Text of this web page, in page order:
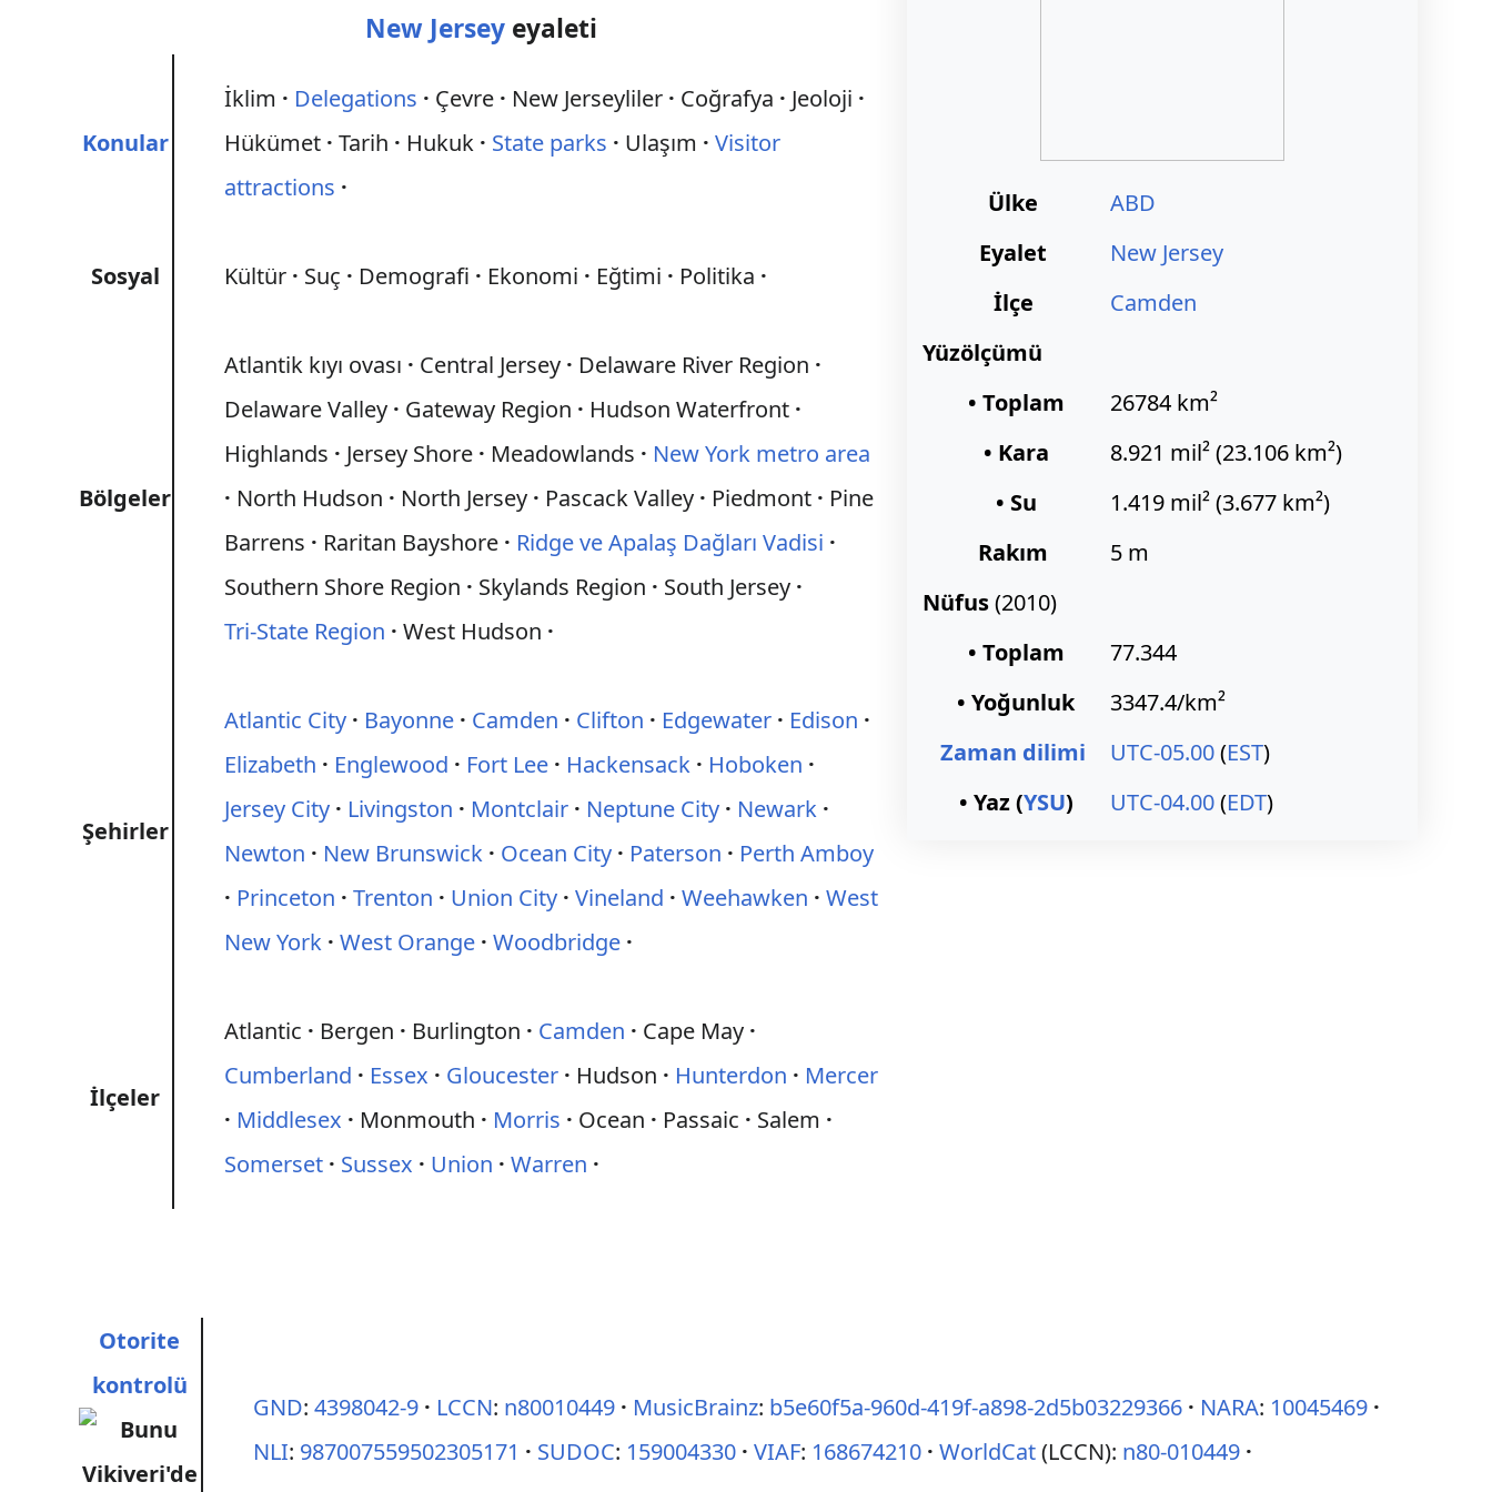
Ülke
ABD
Eyalet
New Jersey
İlçe
Camden
Yüzölçümü
• Toplam
26784 km²
• Kara
8.921 mil² (23.106 km²)
• Su
1.419 mil² (3.677 km²)
Rakım
5 m
Nüfus(2010)
• Toplam
77.344
• Yoğunluk
3347.4/km²
Zaman dilimi
UTC-05.00(EST)
• Yaz (YSU) UTC-04.00(EDT)
New Jerseyeyaleti
Konular
İklim Delegations Çevre New Jerseyliler Coğrafya
Jeoloji
Hükümet Tarih Hukuk State parks Ulaşım
Visitor
attractions
Sosyal Kültür Suç Demografi Ekonomi Eğtimi Politika
Bölgeler
Atlantik kıyı ovası Central Jersey
Delaware River Region
Delaware Valley
Gateway Region
Hudson Waterfront
Highlands
Jersey Shore Meadowlands
New York metro area
North Hudson
North Jersey Pascack Valley Piedmont
Pine
Barrens
Raritan Bayshore
Ridge ve Apalaş Dağları Vadisi
Southern Shore Region
Skylands Region
South Jersey
Tri‑State Region
West Hudson
Şehirler
Atlantic City Bayonne Camden Clifton Edgewater
Edison
Elizabeth
Englewood Fort Lee Hackensack
Hoboken
Jersey City
Livingston Montclair Neptune City
Newark
Newton
New Brunswick Ocean City Paterson
Perth Amboy
Princeton
Trenton Union City Vineland Weehawken
West
New York West Orange Woodbridge
İlçeler
Atlantic Bergen Burlington Camden
Cape May
Cumberland
Essex Gloucester Hudson Hunterdon
Mercer
Middlesex
Monmouth Morris Ocean Passaic
Salem
Somerset
Sussex Union Warren
Otorite
kontrolü
GND:4398042-9 LCCN: n80010449 MusicBrainz: b5e60f5a-960d-419f-a898-2d5b03229366 NARA: 10045469
NLI: 987007559502305171 SUDOC: 159004330 VIAF: 168674210 WorldCat(LCCN): n80-010449